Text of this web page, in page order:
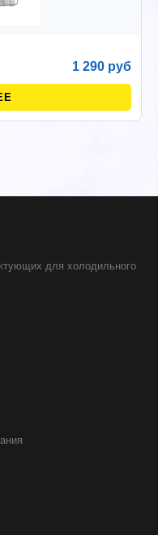
1 290 руб
для холодильного